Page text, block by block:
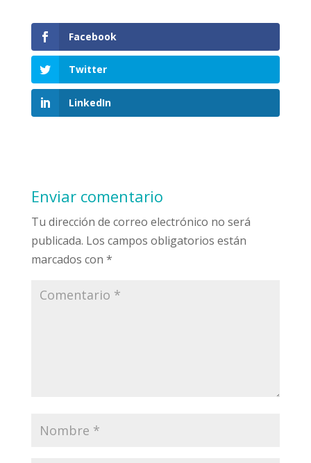
Facebook
Twitter
LinkedIn
Enviar comentario
Tu dirección de correo electrónico no será
publicada. Los campos obligatorios están
marcados con *